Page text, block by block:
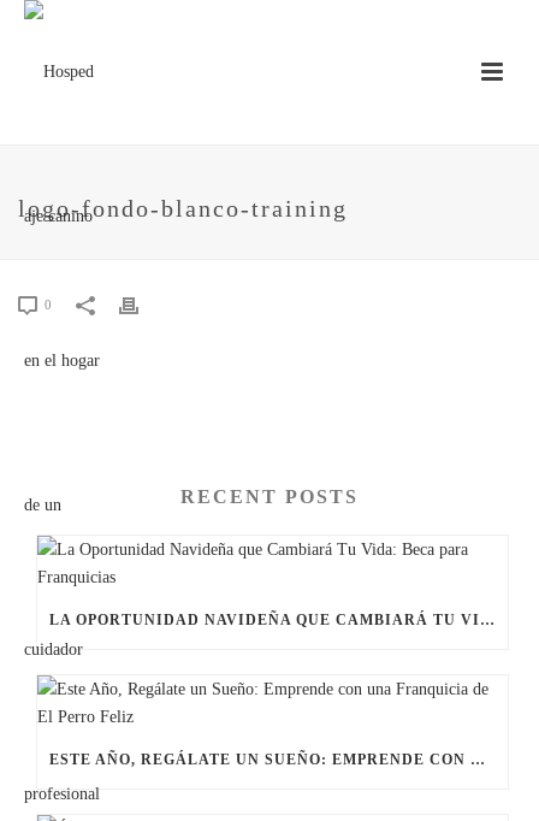
logo-fondo-blanco-training
0
RECENT POSTS
LA OPORTUNIDAD NAVIDEÑA QUE CAMBIARÁ TU VIDA: BECA PARA FRANQUICIAS
ESTE AÑO, REGÁLATE UN SUEÑO: EMPRENDE CON UNA FRANQUICIA DE EL PERRO FELIZ